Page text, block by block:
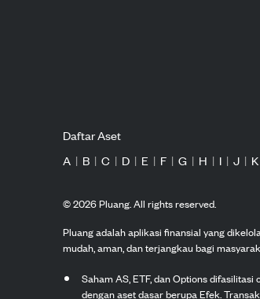
Daftar Aset
A | B | C | D | E | F | G | H | I | J | K
©2026Pluang. All rights reserved.
Pluang adalah aplikasi finansial yang
mudah, aman, dan terjangkau bagi
Saham AS, ETF, dan Options
dengan aset dasar berupa Efek.